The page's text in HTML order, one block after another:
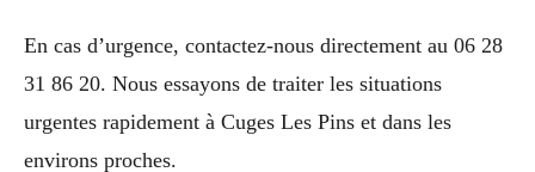
En cas d’urgence, contactez-nous directement au 06 28
31 86 20. Nous essayons de traiter les situations
urgentes rapidement à Cuges Les Pins et dans les
environs proches.